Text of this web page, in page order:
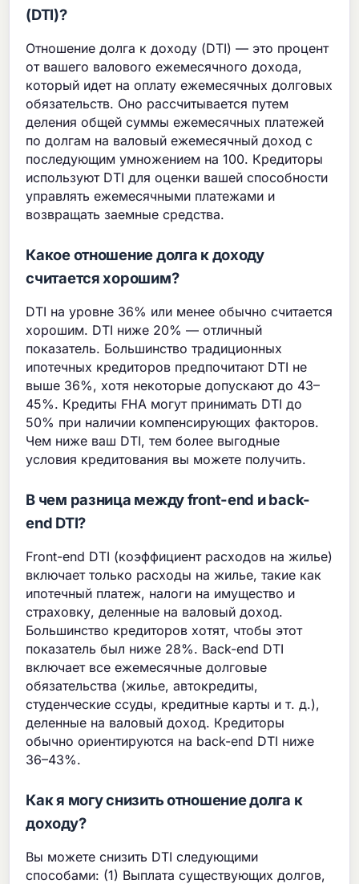
(DTI)?
Отношение долга к доходу (DTI) — это процент
от вашего валового ежемесячного дохода,
который идет на оплату ежемесячных долговых
обязательств. Оно рассчитывается путем
деления общей суммы ежемесячных платежей
по долгам на валовый ежемесячный доход с
последующим умножением на 100. Кредиторы
используют DTI для оценки вашей способности
управлять ежемесячными платежами и
возвращать заемные средства.
Какое отношение долга к доходу
считается хорошим?
DTI на уровне 36% или менее обычно считается
хорошим. DTI ниже 20% — отличный
показатель. Большинство традиционных
ипотечных кредиторов предпочитают DTI не
выше 36%, хотя некоторые допускают до 43–
45%. Кредиты FHA могут принимать DTI до
50% при наличии компенсирующих факторов.
Чем ниже ваш DTI, тем более выгодные
условия кредитования вы можете получить.
В чем разница между front-end и back-
end DTI?
Front-end DTI (коэффициент расходов на жилье)
включает только расходы на жилье, такие как
ипотечный платеж, налоги на имущество и
страховку, деленные на валовый доход.
Большинство кредиторов хотят, чтобы этот
показатель был ниже 28%. Back-end DTI
включает все ежемесячные долговые
обязательства (жилье, автокредиты,
студенческие ссуды, кредитные карты и т. д.),
деленные на валовый доход. Кредиторы
обычно ориентируются на back-end DTI ниже
36–43%.
Как я могу снизить отношение долга к
доходу?
Вы можете снизить DTI следующими
способами: (1) Выплата существующих долгов,